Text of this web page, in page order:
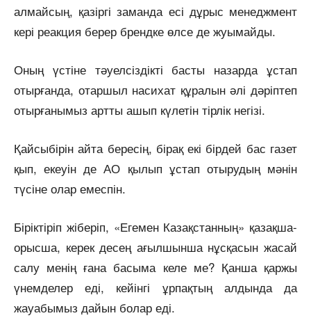
алмайсың, қазіргі заманда есі дұрыс менеджмент
кері реакция берер брендке өлсе де жуымайды.
Оның үстіне тәуелсіздікті басты назарда ұстап
отырғанда, отаршыл насихат құралын әлі дәріптеп
отырғанымыз артты ашып күлетін тірлік негізі.
Қайсыбірін айта бересің, бірақ екі бірдей бас газет
қып, екеуін де АО қылып ұстап отырудың мәнін
түсіне олар емеспін.
Біріктіріп жіберіп, «Егемен Казақстанның» қазақша-
орысша, керек десең ағылшынша нұсқасын жасай
салу менің ғана басыма келе ме? Қанша қаржы
үнемделер еді, кейінгі ұрпақтың алдында да
жауабымыз дайын болар еді.